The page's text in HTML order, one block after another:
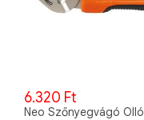
6.320 Ft
Neo Szőnyegvágó Olló